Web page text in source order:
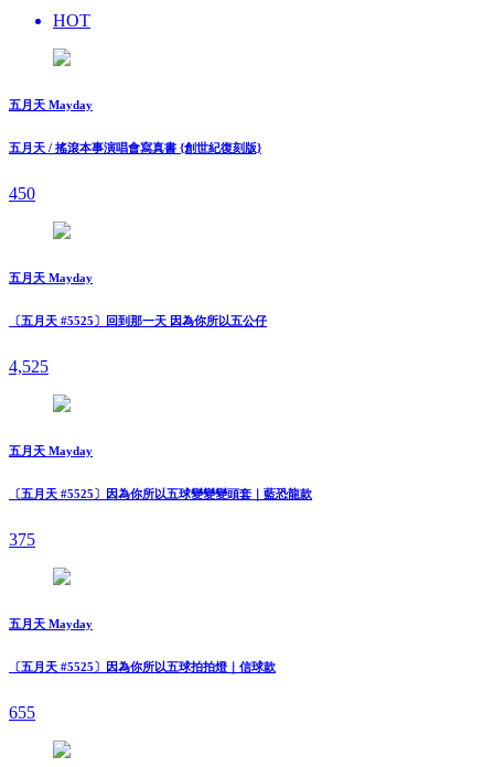
HOT
五月天 Mayday
五月天 / 搖滾本事演唱會寫真書 {創世紀復刻版}
450
五月天 Mayday
〔五月天 #5525〕回到那一天 因為你所以五公仔
4,525
五月天 Mayday
〔五月天 #5525〕因為你所以五球變變變頭套｜藍恐龍款
375
五月天 Mayday
〔五月天 #5525〕因為你所以五球拍拍燈｜信球款
655